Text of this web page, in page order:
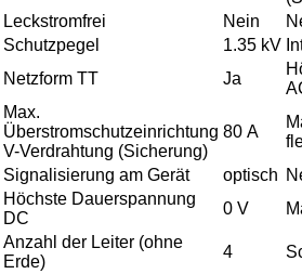
Leckstromfrei
Nein
Schutzpegel
1.35 kV
Netzform TT
Ja
Max.
Überstromschutzeinrichtung
V-Verdrahtung (Sicherung)
80 A
Signalisierung am Gerät
optisch
Höchste Dauerspannung
DC
0 V
Anzahl der Leiter (ohne
Erde)
4